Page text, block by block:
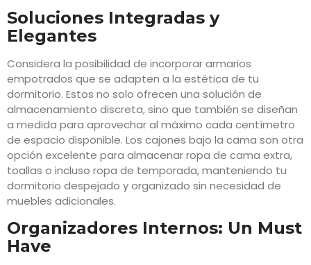
Soluciones Integradas y
Elegantes
Considera la posibilidad de incorporar armarios
empotrados que se adapten a la estética de tu
dormitorio. Estos no solo ofrecen una solución de
almacenamiento discreta, sino que también se diseñan
a medida para aprovechar al máximo cada centímetro
de espacio disponible. Los cajones bajo la cama son otra
opción excelente para almacenar ropa de cama extra,
toallas o incluso ropa de temporada, manteniendo tu
dormitorio despejado y organizado sin necesidad de
muebles adicionales.
Organizadores Internos: Un Must
Have